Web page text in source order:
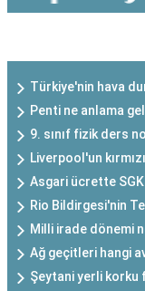
Türkiye'nin hava
Penti ne anlama
9. sınıf fizik ders
Liverpool'un
Asgari ücrette
Rio Bildirgesi'nin
Milli irade dönemi
Ağ geçitleri hangi
Şeytani yerli korku